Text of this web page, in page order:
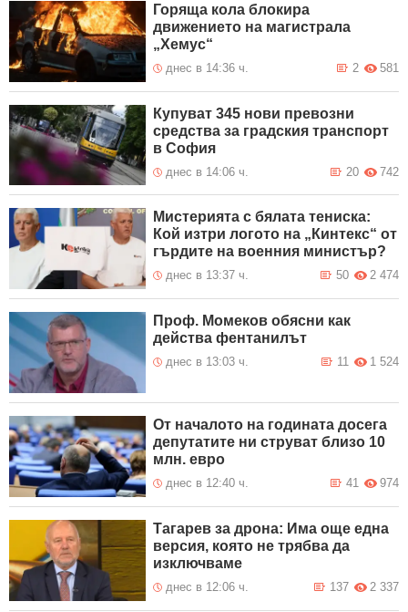
Горяща кола блокира
движението на магистрала
„Хемус“
днес в 14:36 ч. 581
2
Купуват 345 нови превозни
средства за градския транспорт
в София
днес в 14:06 ч. 742
20
Мистерията с бялата тениска:
Кой изтри логото на „Кинтекс“ от
гърдите на военния министър?
днес в 13:37 ч. 2 474
50
Проф. Момеков обясни как
действа фентанилът
днес в 13:03 ч. 1 524
11
От началото на годината досега
депутатите ни струват близо 10
млн. евро
днес в 12:40 ч. 974
41
Тагарев за дрона: Има още една
версия, която не трябва да
изключваме
днес в 12:06 ч. 2 337
137